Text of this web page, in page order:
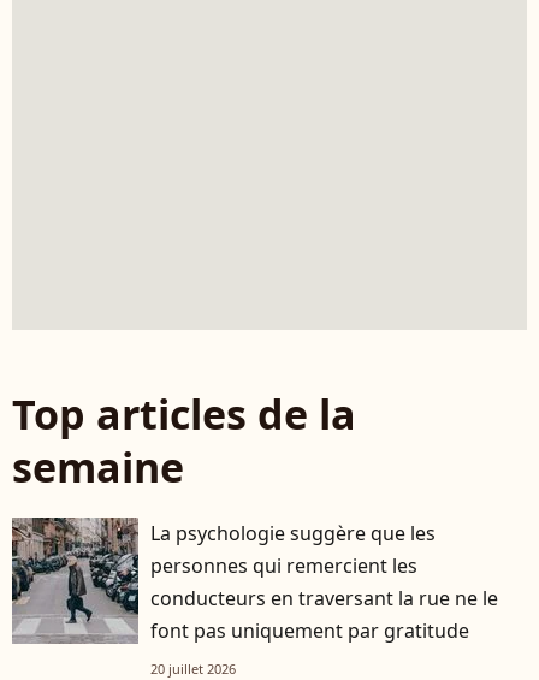
Top articles de la
semaine
La psychologie suggère que les
personnes qui remercient les
conducteurs en traversant la rue ne le
font pas uniquement par gratitude
20 juillet 2026